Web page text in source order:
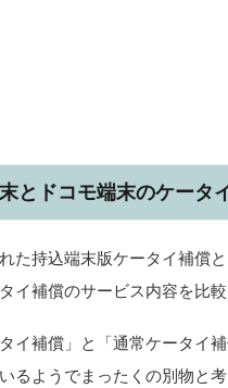
とドコモ端末のケータ
た持込端末版ケータイ補償
イ補償のサービス内容を比較
タイ補償」と「通常ケータイ
るようでまったくの別物と